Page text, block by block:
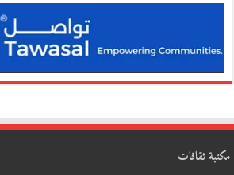
مكتبة ثقافات